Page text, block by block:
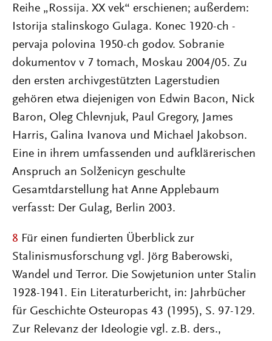
Reihe „Rossija. XX vek“ erschienen; außerdem:
Istorija stalinskogo Gulaga. Konec 1920-ch -
pervaja polovina 1950-ch godov. Sobranie
dokumentov v 7 tomach, Moskau 2004/05. Zu
den ersten archivgestützten Lagerstudien
gehören etwa diejenigen von Edwin Bacon, Nick
Baron, Oleg Chlevnjuk, Paul Gregory, James
Harris, Galina Ivanova und Michael Jakobson.
Eine in ihrem umfassenden und aufklärerischen
Anspruch an Solženicyn geschulte
Gesamtdarstellung hat Anne Applebaum
verfasst: Der Gulag, Berlin 2003.
8 Für einen fundierten Überblick zur
Stalinismusforschung vgl. Jörg Baberowski,
Wandel und Terror. Die Sowjetunion unter Stalin
1928-1941. Ein Literaturbericht, in: Jahrbücher
für Geschichte Osteuropas 43 (1995), S. 97-129.
Zur Relevanz der Ideologie vgl. z.B. ders.,